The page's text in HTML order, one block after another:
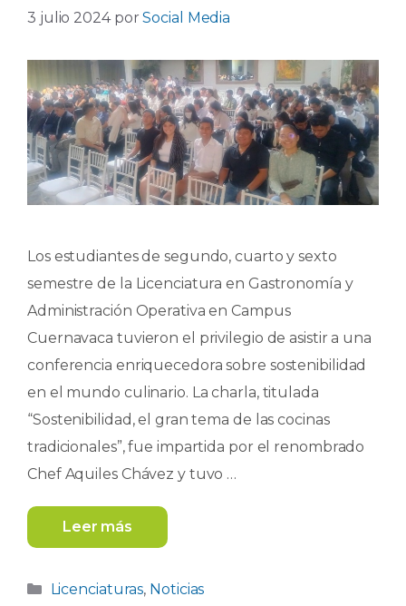
3 julio 2024 porSocial Media
Los estudiantes de segundo, cuarto y sexto
semestre de la Licenciatura en Gastronomía y
Administración Operativa en Campus
Cuernavaca tuvieron el privilegio de asistir a una
conferencia enriquecedora sobre sostenibilidad
en el mundo culinario. La charla, titulada
“Sostenibilidad, el gran tema de las cocinas
tradicionales”, fue impartida por el renombrado
Chef Aquiles Chávez y tuvo …
Leer más
Categorías
Licenciaturas, Noticias